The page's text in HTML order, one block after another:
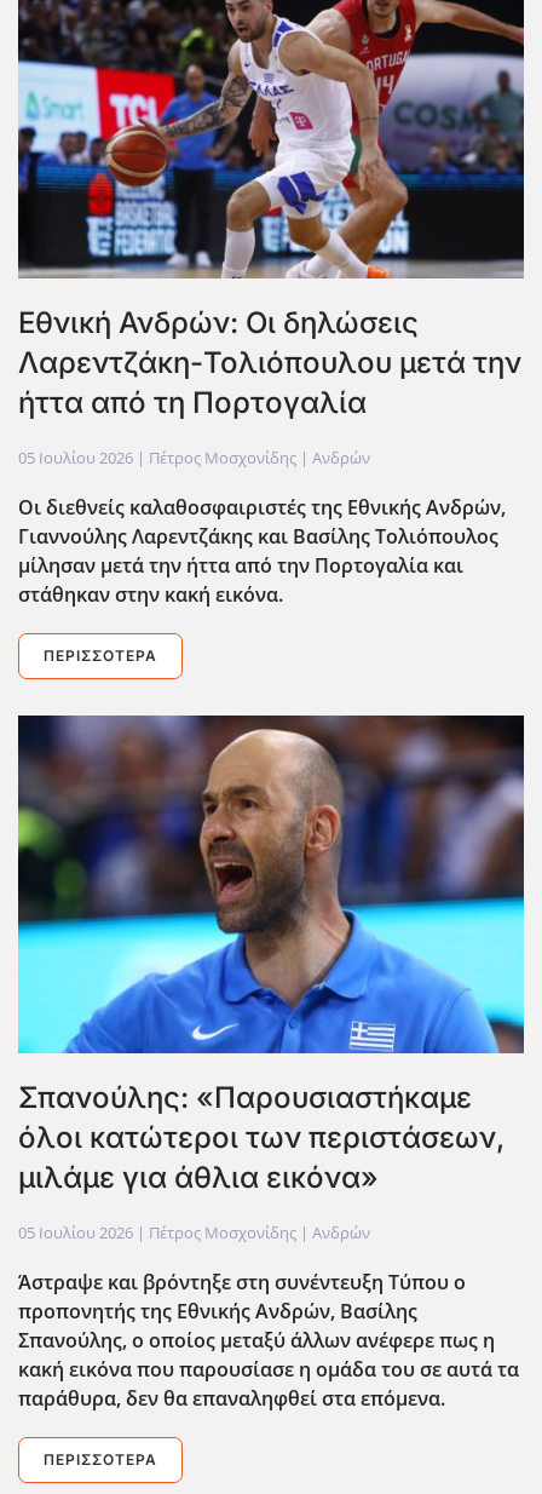
Εθνική Ανδρών: Οι δηλώσεις
Λαρεντζάκη-Τολιόπουλου μετά την
ήττα από τη Πορτογαλία
05 Ιουλίου 2026 | Πέτρος Μοσχονίδης | Ανδρών
Οι διεθνείς καλαθοσφαιριστές της Εθνικής Ανδρών,
Γιαννούλης Λαρεντζάκης και Βασίλης Τολιόπουλος
μίλησαν μετά την ήττα από την Πορτογαλία και
στάθηκαν στην κακή εικόνα.
ΠΕΡΙΣΣΌΤΕΡΑ
Σπανούλης: «Παρουσιαστήκαμε
όλοι κατώτεροι των περιστάσεων,
μιλάμε για άθλια εικόνα»
05 Ιουλίου 2026 | Πέτρος Μοσχονίδης | Ανδρών
Άστραψε και βρόντηξε στη συνέντευξη Τύπου ο
προπονητής της Εθνικής Ανδρών, Βασίλης
Σπανούλης, ο οποίος μεταξύ άλλων ανέφερε πως η
κακή εικόνα που παρουσίασε η ομάδα του σε αυτά τα
παράθυρα, δεν θα επαναληφθεί στα επόμενα.
ΠΕΡΙΣΣΌΤΕΡΑ